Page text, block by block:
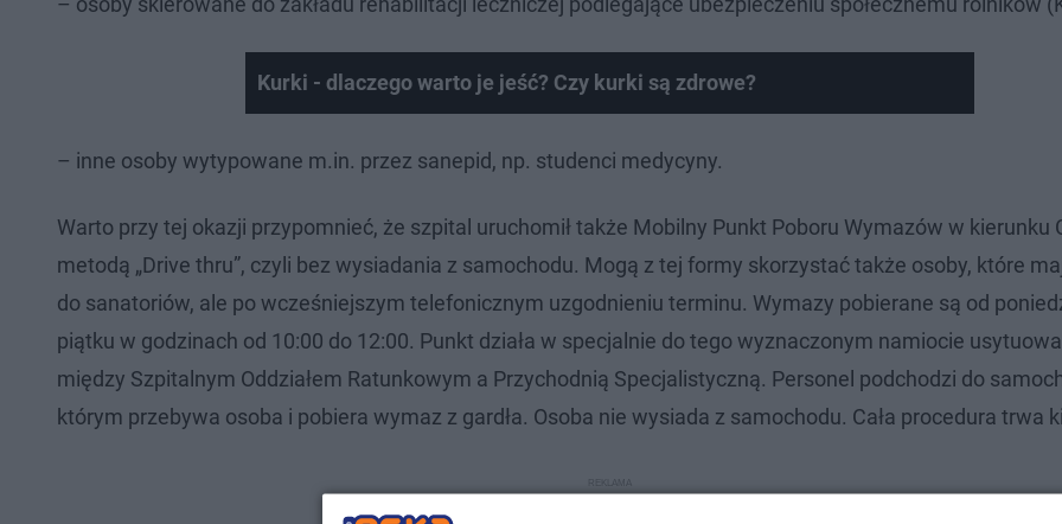
Kurki - dlaczego warto je jeść? Czy kurki są zdrowe?
– inne osoby wytypowane m.in. przez sanepid, np. studenci medycyny.
Warto przy tej okazji przypomnieć, że szpital uruchomił także Mobilny Punkt Poboru Wymazów w kierunku
metodą „Drive thru”, czyli bez wysiadania z samochodu. Mogą z tej formy skorzystać także osoby, które
do sanatoriów, ale po wcześniejszym telefonicznym uzgodnieniu terminu. Wymazy pobierane są od
piątku w godzinach od 10:00 do 12:00. Punkt działa w specjalnie do tego wyznaczonym namiocie
między Szpitalnym Oddziałem Ratunkowym a Przychodnią Specjalistyczną. Personel podchodzi do
którym przebywa osoba i pobiera wymaz z gardła. Osoba nie wysiada z samochodu. Cała procedura trwa